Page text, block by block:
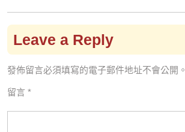
Leave a Reply
發佈留言必須填寫的電子郵件地址不會公開。
留言 *